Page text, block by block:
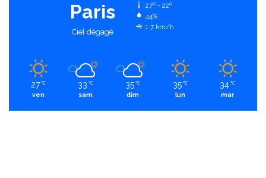
Paris
Ciel dégagé
27º - 22º
44%
1.7 km/h
27 ℃
ven
33 ℃
sam
35 ℃
dim
35 ℃
lun
34 ℃
mar